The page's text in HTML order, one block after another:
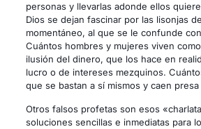
personas y llevarlas adonde ellos
Dios se dejan fascinar por las lisonjas
momentáneo, al que se le confunde
Cuántos hombres y mujeres viven
ilusión del dinero, que los hace en
lucro o de intereses mezquinos.
que se bastan a sí mismos y caen
Otros falsos profetas son esos
soluciones sencillas e inmediatas para